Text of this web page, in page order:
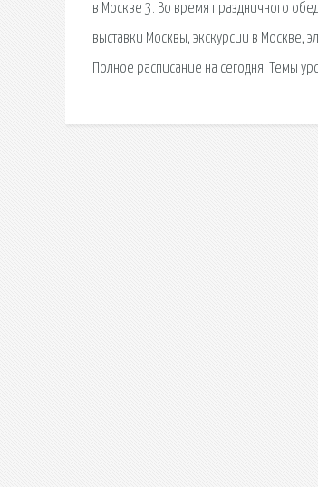
в Москве 3. Во время праздничного
выставки Москвы, экскурсии в Москве,
Полное расписание на сегодня. Темы